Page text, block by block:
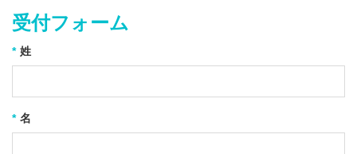
受付フォーム
* 姓
* 名